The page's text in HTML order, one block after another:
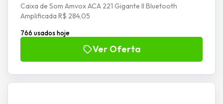
Caixa de Som Amvox ACA 221 Gigante II Bluetooth
Amplificada R$ 284,05
766 usados hoje
Ver Oferta